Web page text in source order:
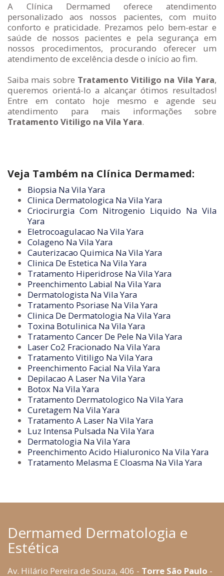
A Clínica Dermamed oferece atendimento
personalizado aos nossos pacientes, com muito
conforto e praticidade. Prezamos pelo bem-estar e
saúde de nossos pacientes e pela segurança em
nossos procedimentos, procurando oferecer um
atendimento de excelência desde o início ao fim.
Saiba mais sobre Tratamento Vitiligo na Vila Yara,
queremos orientá-lo a alcançar ótimos resultados!
Entre em contato hoje mesmo e agende seu
atendimento para mais informações sobre
Tratamento Vitiligo na Vila Yara.
Veja Também na Clínica Dermamed:
Biopsia Na Vila Yara
Clinica Dermatologica Na Vila Yara
Criocirurgia Com Nitrogenio Liquido Na Vila
Yara
Eletrocoagulacao Na Vila Yara
Colageno Na Vila Yara
Cauterizacao Quimica Na Vila Yara
Clinica De Estetica Na Vila Yara
Tratamento Hiperidrose Na Vila Yara
Preenchimento Labial Na Vila Yara
Dermatologista Na Vila Yara
Tratamento Psoriase Na Vila Yara
Clinica De Dermatologia Na Vila Yara
Toxina Botulinica Na Vila Yara
Tratamento Cancer De Pele Na Vila Yara
Laser Co2 Fracionado Na Vila Yara
Tratamento Vitiligo Na Vila Yara
Preenchimento Facial Na Vila Yara
Depilacao A Laser Na Vila Yara
Botox Na Vila Yara
Tratamento Dermatologico Na Vila Yara
Curetagem Na Vila Yara
Tratamento A Laser Na Vila Yara
Luz Intensa Pulsada Na Vila Yara
Dermatologia Na Vila Yara
Preenchimento Acido Hialuronico Na Vila Yara
Tratamento Melasma E Cloasma Na Vila Yara
Dermamed Dermatologia e
Estética
Av. Hilário Pereira de Souza, 406 - Torre São Paulo -